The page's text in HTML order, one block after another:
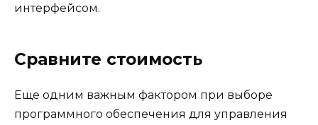
интерфейсом.
Сравните стоимость
Еще одним важным фактором при выборе
программного обеспечения для управления